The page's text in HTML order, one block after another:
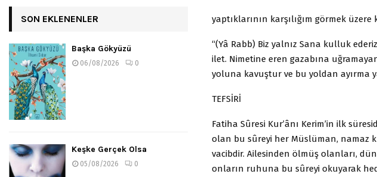
yaptıklarının karşılığım görmek
“(Yâ Rabb) Biz yalnız Sana kulluk
ilet. Nimetine eren gazabına
yoluna kavuştur ve bu yoldan ayırma
TEFSİRİ
Fatiha Sûresi Kur’ânı Kerim’in ilk
olan bu sûreyi her Müslüman, namaz
vacibdir. Ailesinden ölmüş olanları,
onların ruhuna bu sûreyi okuyarak
SON EKLENENLER
Başka Gökyüzü
06/08/2026 0
Keşke Gerçek Olsa
05/08/2026 0